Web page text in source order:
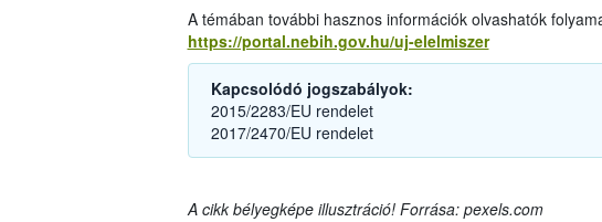
A témában további hasznos információk olvashatók
https://portal.nebih.gov.hu/uj-elelmiszer
Kapcsolódó jogszabályok:
2015/2283/EU rendelet
2017/2470/EU rendelet
A cikk bélyegképe illusztráció! Forrása: pexels.com